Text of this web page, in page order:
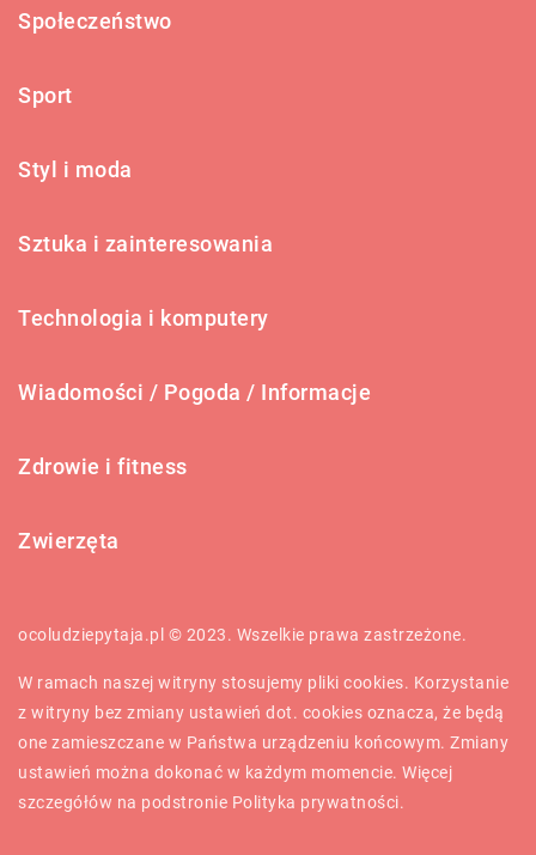
Społeczeństwo
Sport
Styl i moda
Sztuka i zainteresowania
Technologia i komputery
Wiadomości / Pogoda / Informacje
Zdrowie i fitness
Zwierzęta
ocoludziepytaja.pl © 2023. Wszelkie prawa zastrzeżone.
W ramach naszej witryny stosujemy pliki cookies. Korzystanie
z witryny bez zmiany ustawień dot. cookies oznacza, że będą
one zamieszczane w Państwa urządzeniu końcowym. Zmiany
ustawień można dokonać w każdym momencie. Więcej
szczegółów na podstronie Polityka prywatności.